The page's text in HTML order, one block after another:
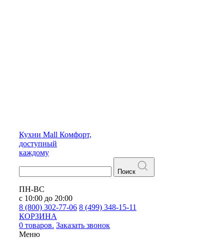
Кухни Mall Комфорт,
доступный
каждому
Поиск
ПН-ВС
с 10:00 до 20:00
8 (800) 302-77-06 8 (499) 348-15-11
КОРЗИНА
0 товаров. Заказать звонок
Меню